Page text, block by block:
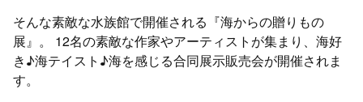
そんな素敵な水族館で開催される『海からの贈りもの
展』。 12名の素敵な作家やアーティストが集まり、海好
き♪海テイスト♪海を感じる合同展示販売会が開催されま
す。